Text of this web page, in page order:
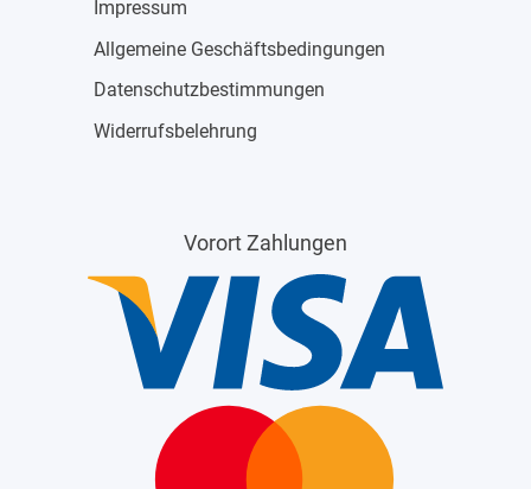
Impressum
Allgemeine Geschäftsbedingungen
Datenschutzbestimmungen
Widerrufsbelehrung
Vorort Zahlungen